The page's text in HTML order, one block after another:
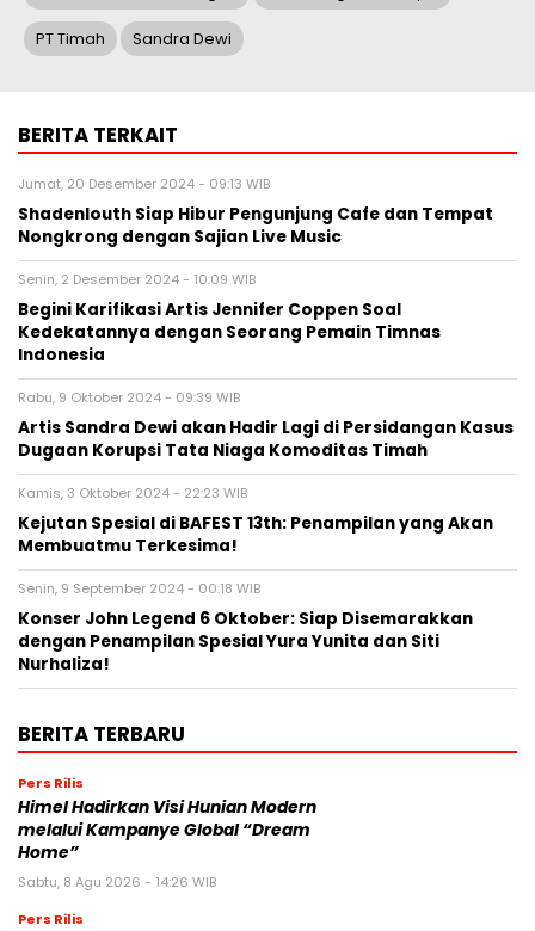
PT Timah Sandra Dewi
BERITA TERKAIT
Jumat, 20 Desember 2024 - 09:13 WIB
Shadenlouth Siap Hibur Pengunjung Cafe dan Tempat
Nongkrong dengan Sajian Live Music
Senin, 2 Desember 2024 - 10:09 WIB
Begini Karifikasi Artis Jennifer Coppen Soal
Kedekatannya dengan Seorang Pemain Timnas
Indonesia
Rabu, 9 Oktober 2024 - 09:39 WIB
Artis Sandra Dewi akan Hadir Lagi di Persidangan Kasus
Dugaan Korupsi Tata Niaga Komoditas Timah
Kamis, 3 Oktober 2024 - 22:23 WIB
Kejutan Spesial di BAFEST 13th: Penampilan yang Akan
Membuatmu Terkesima!
Senin, 9 September 2024 - 00:18 WIB
Konser John Legend 6 Oktober: Siap Disemarakkan
dengan Penampilan Spesial Yura Yunita dan Siti
Nurhaliza!
BERITA TERBARU
Pers Rilis
Himel Hadirkan Visi Hunian Modern
melalui Kampanye Global “Dream
Home”
Sabtu, 8 Agu 2026 - 14:26 WIB
Pers Rilis